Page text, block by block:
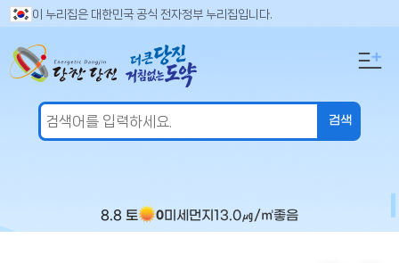
이 누리집은 대한민국 공식 전자정부 누리집입니다.
8.8 토 0미세먼지 13.0㎍/㎥좋음
검
어
입
만
도
의
세